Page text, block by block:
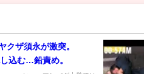
クザ須永が激突。
込む…鉛責め。